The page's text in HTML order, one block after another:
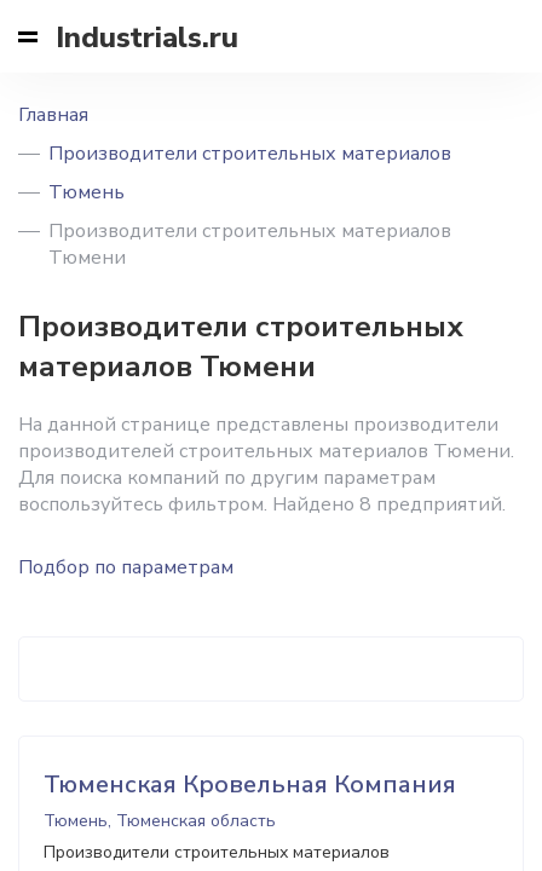
Industrials.ru
Главная
Производители строительных материалов
Тюмень
Производители строительных материалов
Тюмени
Производители строительных
материалов Тюмени
На данной странице представлены производители
производителей строительных материалов Тюмени.
Для поиска компаний по другим параметрам
воспользуйтесь фильтром. Найдено 8 предприятий.
Тюменская Кровельная Компания
Тюмень, Тюменская область
Производители строительных материалов
Подбор по параметрам